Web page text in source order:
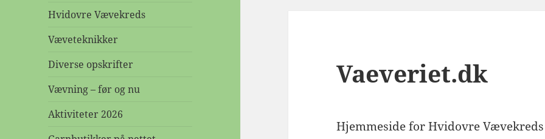
Hvidovre Vævekreds
Væveteknikker
Diverse opskrifter
Vævning – før og nu
Aktiviteter 2026
Vaeveriet.dk
Hjemmeside for Hvidovre Vævekreds